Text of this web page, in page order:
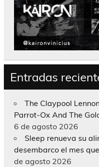
Entradas
The Claypool
Parrot-Ox And The
6 de agosto 2026
Sleep renueva su
desembarco el mes
de agosto 2026